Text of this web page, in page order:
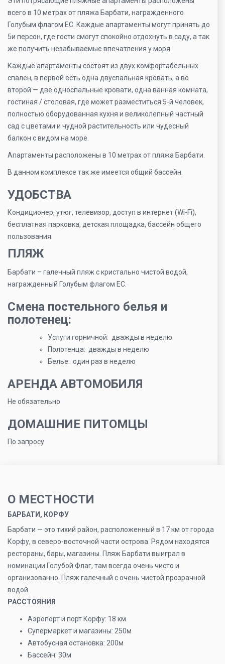
всего в 10 метрах от пляжа Барбати, награжденного
Голубым флагом ЕС. Каждые апартаменты могут принять до
5и персон, где гости смогут спокойно отдохнуть в саду, а так
же получить незабываемые впечатления у моря.
Каждые апартаменты состоят из двух комфортабельных
спален, в первой есть одна двуспальная кровать, а во
второй — две односпальные кровати, одна ванная комната,
гостиная / столовая, где может разместиться 5-й человек,
полностью оборудованная кухня и великолепный частный
сад с цветами и чудной растительность или чудесный
балкон с видом на море.
Апартаменты расположены в 10 метрах от пляжа Барбати.
В данном комплексе так же имеется общий бассейн.
УДОБСТВА
Кондиционер, утюг, телевизор, доступ в интернет (Wi-Fi),
бесплатная парковка, детская площадка, бассейн общего
пользования.
ПЛЯЖ
Барбати – галечный пляж с кристально чистой водой,
награжденный Голубым флагом ЕС.
Смена постельного белья и
полотенец:
Услуги горничной: дважды в неделю
Полотенца: дважды в неделю
Белье: один раз в неделю
АРЕНДА АВТОМОБИЛЯ
Не обязательно
ДОМАШНИЕ ПИТОМЦЫ
По запросу
О МЕСТНОСТИ
БАРБАТИ, КОРФУ
Барбати — это тихий район, расположенный в 17 км от города
Корфу, в северо-восточной части острова. Рядом находятся
рестораны, бары, магазины. Пляж Барбати выиграл в
номинации Голубой Флаг, там всегда очень чисто и
организованно. Пляж галечный с очень чистой прозрачной
водой.
РАССТОЯНИЯ
Аэропорт и порт Корфу: 18 км
Супермаркет и магазины: 250м
Автобусная остановка: 200м
Бассейн: 30м